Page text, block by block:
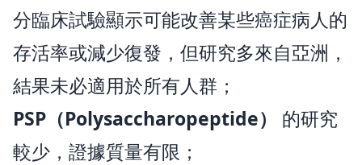
分臨床試驗顯示可能改善某些癌症病人的
存活率或減少復發，但研究多來自亞洲，
結果未必適用於所有人群；
PSP（Polysaccharopeptide）
的研究
較少，證據質量有限；